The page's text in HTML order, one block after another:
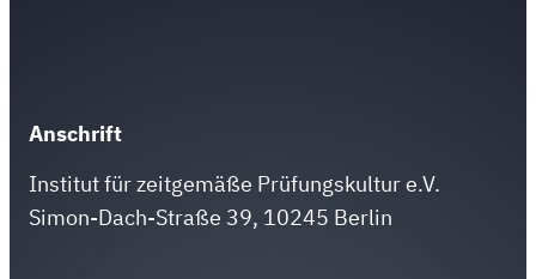
Anschrift
Institut für zeitgemäße Prüfungskultur e.V.
Simon-Dach-Straße 39, 10245 Berlin